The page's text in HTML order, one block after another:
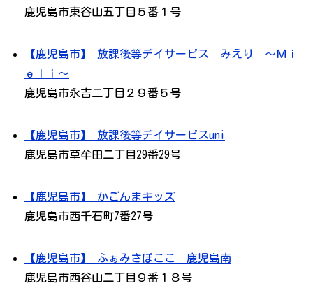
鹿児島市東谷山五丁目５番１号
【鹿児島市】 放課後等デイサービス みえり ～Ｍｉ
ｅｌｉ～
鹿児島市永吉二丁目２９番５号
【鹿児島市】 放課後等デイサービスuni
鹿児島市草牟田二丁目29番29号
【鹿児島市】 かごんまキッズ
鹿児島市西千石町7番27号
【鹿児島市】 ふぁみさぽここ 鹿児島南
鹿児島市西谷山二丁目９番１８号